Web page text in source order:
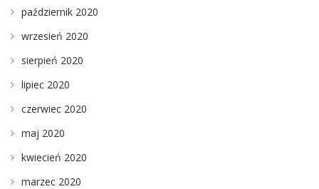
październik 2020
wrzesień 2020
sierpień 2020
lipiec 2020
czerwiec 2020
maj 2020
kwiecień 2020
marzec 2020